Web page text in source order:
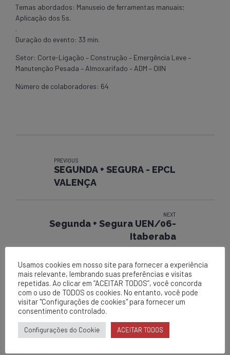
Temas abordados: Manuseio de ferramentas manuais;
Aplicação dos 5s.
.
Duração do evento: 33 min.
Setor: Corte-Ligação – Construção – Emergência Leve –
Manutenção Pesada – Almoxarifado – ADM – OIIN
Número de colaboradores: 64
PREVIOUS
SEGUNDA + SEGURA - EPCL
VALENÇA
NEXT
Segunda + Segura UEN/06-
Itaberaba
Usamos cookies em nosso site para fornecer a experiência
mais relevante, lembrando suas preferências e visitas
repetidas. Ao clicar em “ACEITAR TODOS”, você concorda
com o uso de TODOS os cookies. No entanto, você pode
visitar "Configurações de cookies" para fornecer um
consentimento controlado.
Configurações do Cookie ACEITAR TODOS